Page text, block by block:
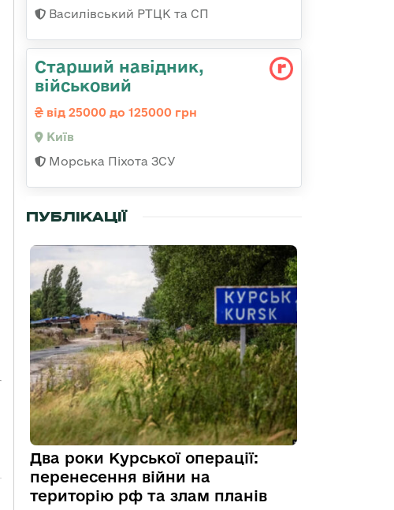
Василівський РТЦК та СП
Стаpший навідник,
військовий
від 25000 до 125000 грн
Київ
Морська Піхота ЗСУ
ПУБЛІКАЦІЇ
Два роки Курської операції:
перенесення війни на
територію рф та злам планів